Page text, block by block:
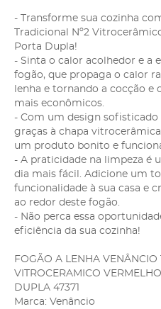
- Transforme sua cozinha
Tradicional Nº2
Porta Dupla!
- Sinta o calor acolhedor e a
fogão, que propaga o calor
lenha e tornando a cocção
mais econômicos.
- Com um design sofisticado
graças à chapa
um produto bonito e
- A praticidade na limpeza é
dia mais fácil. Adicione um
funcionalidade à sua casa e
ao redor deste fogão.
- Não perca essa
eficiência da sua cozinha!
FOGÃO A LENHA VENÂNCIO
VITROCERAMICO
DUPLA 47371
Marca: Venâncio